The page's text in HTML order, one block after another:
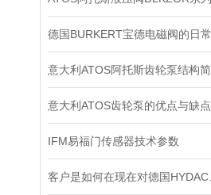
意大利ATOS齿轮泵的优点与缺点
IFM易福门传感器技术参数